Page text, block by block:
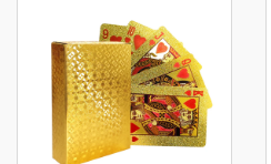
servizio di stampa
libro copertina rigida